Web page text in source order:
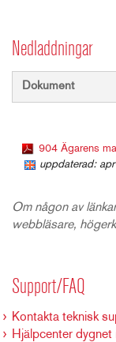
Nedladdningar
Dokument
904 Ägarens
uppdaterad:
Om någon av
webbläsare,
Support/FAQ
Kontakta teknisk
Hjälpcenter dygnet